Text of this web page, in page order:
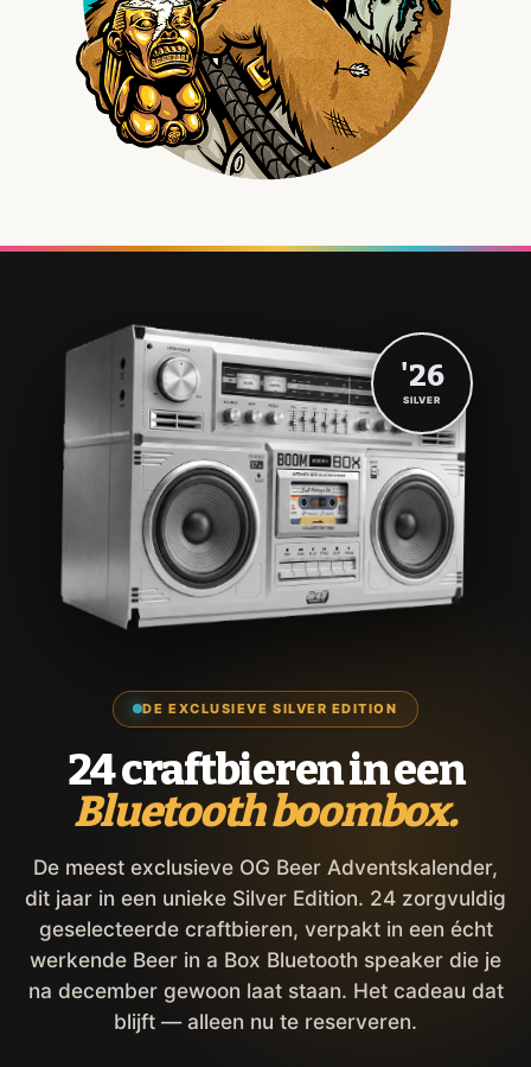
DE EXCLUSIEVE SILVER EDITION
24 craftbieren in een
Bluetooth boombox.
De meest exclusieve OG Beer Adventskalender,
dit jaar in een unieke Silver Edition. 24 zorgvuldig
geselecteerde craftbieren, verpakt in een écht
werkende Beer in a Box Bluetooth speaker die je
na december gewoon laat staan. Het cadeau dat
blijft — alleen nu te reserveren.
'26
SILVER